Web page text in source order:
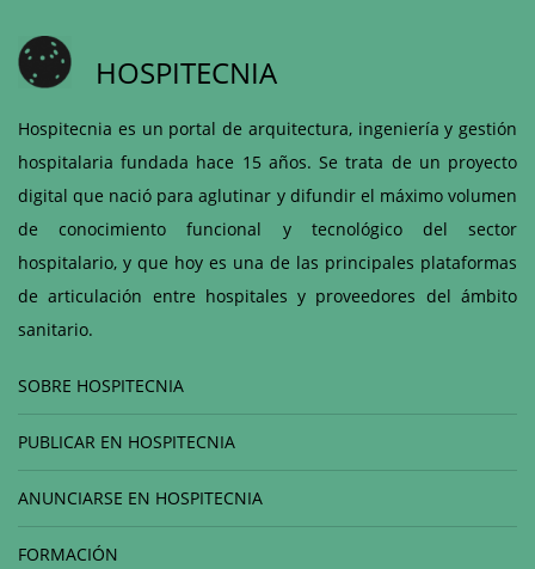
HOSPITECNIA
Hospitecnia es un portal de arquitectura, ingeniería y gestión
hospitalaria fundada hace 15 años. Se trata de un proyecto
digital que nació para aglutinar y difundir el máximo volumen
de conocimiento funcional y tecnológico del sector
hospitalario, y que hoy es una de las principales plataformas
de articulación entre hospitales y proveedores del ámbito
sanitario.
SOBRE HOSPITECNIA
PUBLICAR EN HOSPITECNIA
ANUNCIARSE EN HOSPITECNIA
FORMACIÓN